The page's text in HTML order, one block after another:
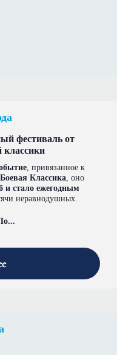
фестиваль от
классики
, привязанное к
Боевая Классика, оно
и стало ежегодным
неравнодушных.